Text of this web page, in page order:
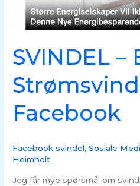
SVINDEL –
Facebook
Facebook svindel,Sosiale
Heimholt
Jeg får mye spørsmål om